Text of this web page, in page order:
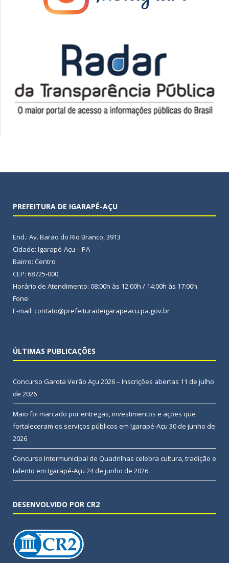
PREFEITURA DE IGARAPÉ-AÇU
End.: Av. Barão do Rio Branco, 3913
Cidade: Igarapé-Açu – PA
Bairro: Centro
CEP: 68725-000
Horário de Atendimento: 08:00h às 12:00h / 14:00h às 17:00h
Fone:
E-mail: contato@prefeituradeigarapeacu.pa.gov.br
ÚLTIMAS PUBLICAÇÕES
Concurso Garota Verão Açu 2026 – Inscrições abertas 11 de julho
de 2026
Maio foi marcado por entregas, investimentos e ações que
fortaleceram os serviços públicos em Igarapé-Açu 30 de junho de
2026
Concurso Intermunicipal de Quadrilhas celebra cultura, tradição e
talento em Igarapé-Açu 24 de junho de 2026
DESENVOLVIDO POR CR2